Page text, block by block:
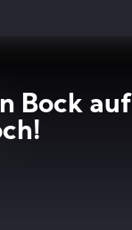
Bock auf